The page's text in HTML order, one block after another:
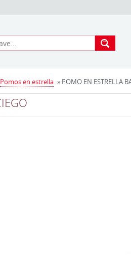
Pomos en estrella » POMO EN ESTRELLA